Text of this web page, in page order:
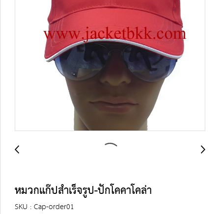
หมวกแก๊ปสำเร็จรูป-ปักโคคาโคล่า
SKU : Cap-order01